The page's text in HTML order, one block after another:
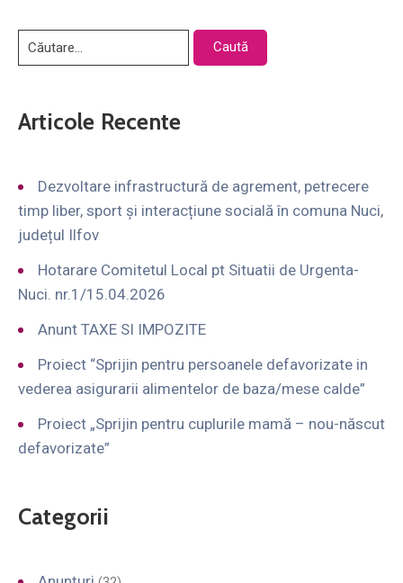
Articole Recente
Dezvoltare infrastructură de agrement, petrecere
timp liber, sport și interacțiune socială în comuna Nuci,
județul Ilfov
Hotarare Comitetul Local pt Situatii de Urgenta-
Nuci. nr.1/15.04.2026
Anunt TAXE SI IMPOZITE
Proiect “Sprijin pentru persoanele defavorizate in
vederea asigurarii alimentelor de baza/mese calde”
Proiect „Sprijin pentru cuplurile mamă – nou-născut
defavorizate”
Categorii